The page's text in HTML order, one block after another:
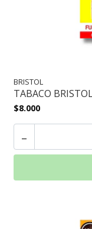
BRISTOL
TABACO
$8.000
-